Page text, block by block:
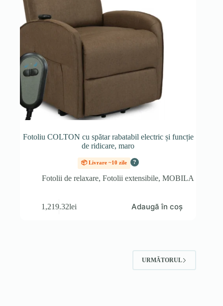
Fotoliu COLTON cu spătar rabatabil electric și funcție
de ridicare, maro
📦 Livrare ~10 zile ?
Fotolii de relaxare,Fotolii extensibile,MOBILA
1,219.32lei Adaugă în coș
URMĂTORUL